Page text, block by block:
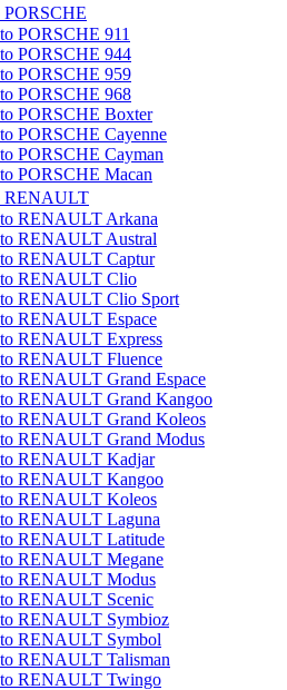
PORSCHE
PORSCHE 911
PORSCHE 944
PORSCHE 959
PORSCHE 968
PORSCHE Boxter
PORSCHE Cayenne
PORSCHE Cayman
PORSCHE Macan
RENAULT
RENAULT Arkana
RENAULT Austral
RENAULT Captur
RENAULT Clio
RENAULT Clio Sport
RENAULT Espace
RENAULT Express
RENAULT Fluence
RENAULT Grand Espace
RENAULT Grand Kangoo
RENAULT Grand Koleos
RENAULT Grand Modus
RENAULT Kadjar
RENAULT Kangoo
RENAULT Koleos
RENAULT Laguna
RENAULT Latitude
RENAULT Megane
RENAULT Modus
RENAULT Scenic
RENAULT Symbioz
RENAULT Symbol
RENAULT Talisman
RENAULT Twingo